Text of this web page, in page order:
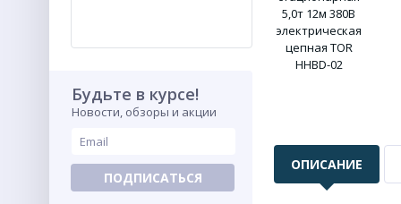
Будьте в курсе!
Новости, обзоры и акции
ПОДПИСАТЬСЯ
ОПИСАНИЕ